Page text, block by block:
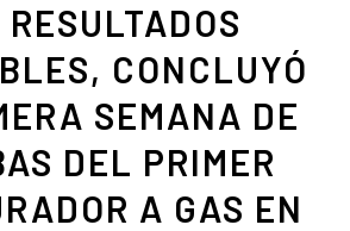
RESULTADOS
CONCLUYÓ
SEMANA DE
DEL PRIMER
A GAS EN